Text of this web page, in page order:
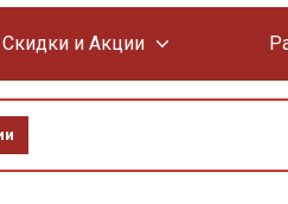
Скидки и Акции